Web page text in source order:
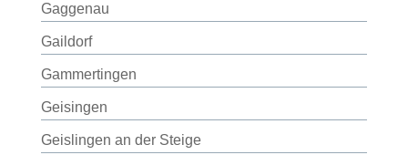
Gaggenau
Gaildorf
Gammertingen
Geisingen
Geislingen an der Steige